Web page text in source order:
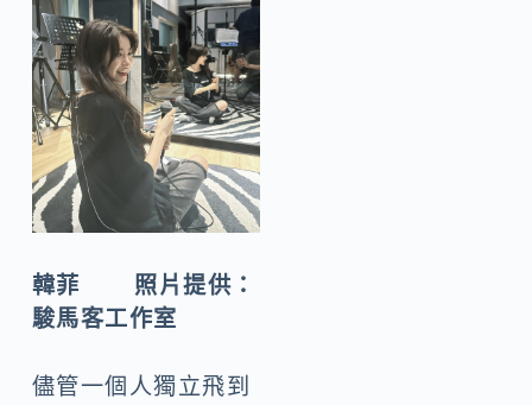
韓菲 照片提供：
駿馬客工作室
儘管一個人獨立飛到